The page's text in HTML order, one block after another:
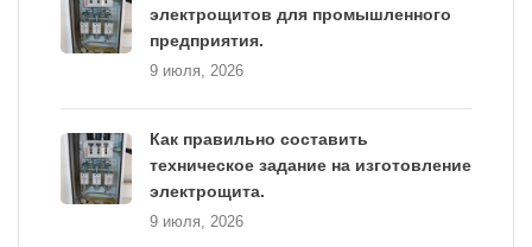
электрощитов для промышленного
предприятия.
9 июля, 2026
Как правильно составить
техническое задание на изготовление
электрощита.
9 июля, 2026